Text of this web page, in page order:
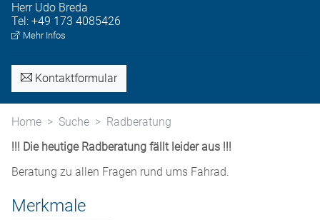
Herr Udo Breda
Tel: +49 173 4085426
Mehr Infos
Kontaktformular
Home Suche
Radberatung
!!! Die heutige Radberatung fällt leider aus !!!
Beratung zu allen Fragen rund ums Fahrad.
Merkmale